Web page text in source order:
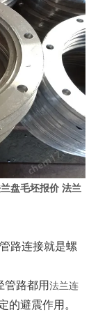
盘毛坯报价 法兰
路连接就是螺
管路都用法兰连
的避震作用。